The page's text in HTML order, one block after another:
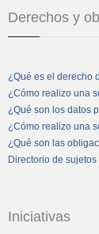
Derechos y
¿Qué es el derecho
¿Cómo realizo una
¿Qué son los datos
¿Cómo realizo una
¿Qué son las
Directorio de
Iniciativas